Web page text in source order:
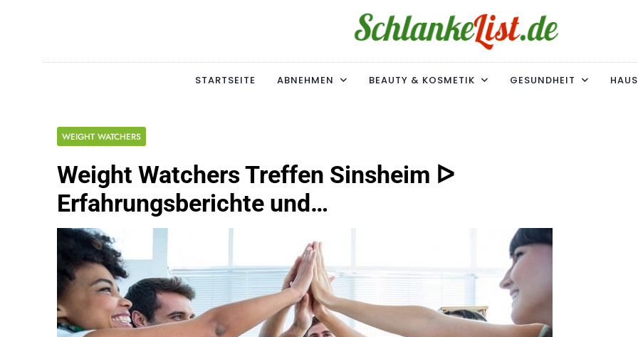
Schlanke-List.de
MAGERSUCHT. BULIMIE. ADIPOSITAS? SIE SIND NICHT ALLEIN!
STARTSEITE
ABNEHMEN BEAUTY & KOSMETIK GESUNDHEIT
WEIGHT WATCHERS
Weight Watchers Treffen Sinsheim ᐅ
Erfahrungsberichte und…